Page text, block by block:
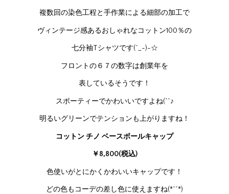
複数回の染色工程と手作業による細部の加工で
ヴィンテージ感あるおしゃれなコットン100％の
七分袖Tシャツです(^_-)-☆
フロントの６７の数字は創業年を
表しているそうです！
スポーティーでかわいいですよね(^^♪
明るいグリーンでテンションも上がりますね！
コットン チノ ベースボールキャップ
￥8,800(税込)
色使いがとにかくかわいいキャップです！
どの色もコーデの差し色に使えますね(*^^*)